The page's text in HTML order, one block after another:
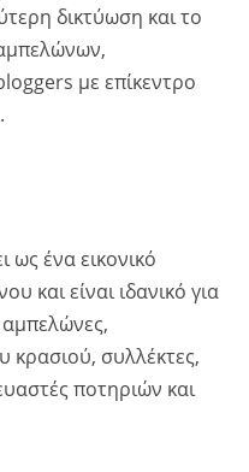
δικτύωση και το
με επίκεντρο
ως ένα εικονικό
και είναι ιδανικό για
κρασιού, συλλέκτες,
ποτηριών και